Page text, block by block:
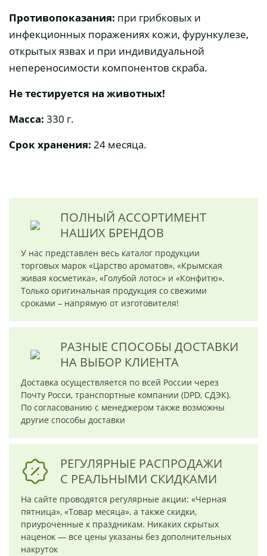
Противопоказания: при грибковых и
инфекционных поражениях кожи, фурункулезе,
открытых язвах и при индивидуальной
непереносимости компонентов скраба.
Не тестируется на животных!
Масса: 330 г.
Срок хранения: 24 месяца.
ПОЛНЫЙ АССОРТИМЕНТ
НАШИХ БРЕНДОВ
У нас представлен весь каталог продукции
торговых марок «Царство ароматов», «Крымская
живая косметика», «Голубой лотос» и «Конфитю».
Только оригинальная продукция со свежими
сроками – напрямую от изготовителя!
РАЗНЫЕ СПОСОБЫ ДОСТАВКИ
НА ВЫБОР КЛИЕНТА
Доставка осуществляется по всей России через
Почту Росси, транспортные компании (DPD, СДЭК).
По согласованию с менеджером также возможны
другие способы доставки
РЕГУЛЯРНЫЕ РАСПРОДАЖИ
С РЕАЛЬНЫМИ СКИДКАМИ
На сайте проводятся регулярные акции: «Черная
пятница», «Товар месяца», а также скидки,
приуроченные к праздникам. Никаких скрытых
наценок — все цены указаны без дополнительных
накруток